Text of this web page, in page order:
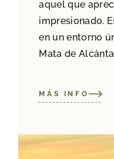
aquel que
impresionado.
en un entorno
Mata de
MÁS INFO